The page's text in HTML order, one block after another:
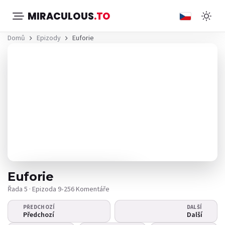
MIRACULOUS.TO
Domů Epizody Euforie
Video se nepřehrává?
Euforie
Řada 5 · Epizoda 9•256 Komentáře
PŘEDCHOZÍ
Předchozí
DALŠÍ
Další